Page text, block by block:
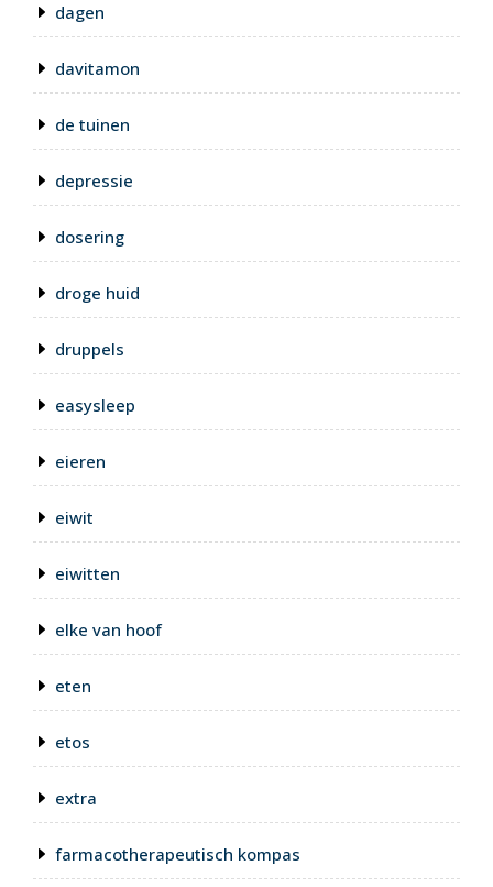
dagen
davitamon
de tuinen
depressie
dosering
droge huid
druppels
easysleep
eieren
eiwit
eiwitten
elke van hoof
eten
etos
extra
farmacotherapeutisch kompas